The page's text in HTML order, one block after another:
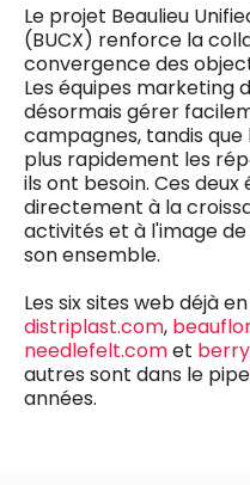
Le projet Beaulieu
(BUCX) renforce la
convergence des
Les équipes marketing
désormais gérer
campagnes, tandis
plus rapidement les
ils ont besoin. Ces
directement à la
activités et à l'image
son ensemble.
Les six sites web déjà
distriplast.com,
needlefelt.comet
autres sont dans le
années.
4 x year
Des questions ?